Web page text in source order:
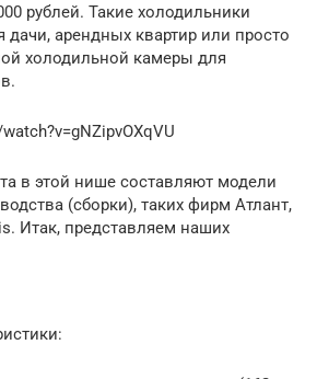
рублей. Такие холодильники
дачи, арендных квартир или просто
холодильной камеры для
в этой нише составляют модели
(сборки), таких фирм Атлант,
Итак, представляем наших